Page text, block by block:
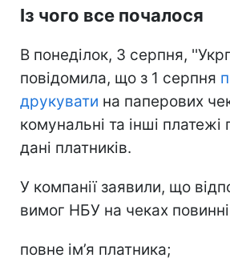
Із чого все почалося
В понеділок, 3 серпня,
повідомила, що з 1 серпня
друкувати на паперових
комунальні та інші платежі
дані платників.
У компанії заявили, що
вимог НБУ на чеках
повне ім’я платника;